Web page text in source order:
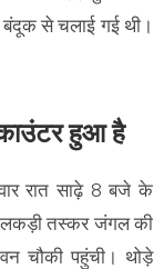
बंदूक से चलाई गई थी।
हुआ है
रात साढ़े 8 बजे के
लकड़ी तस्कर जंगल की
चौकी पहुंची। थोड़े